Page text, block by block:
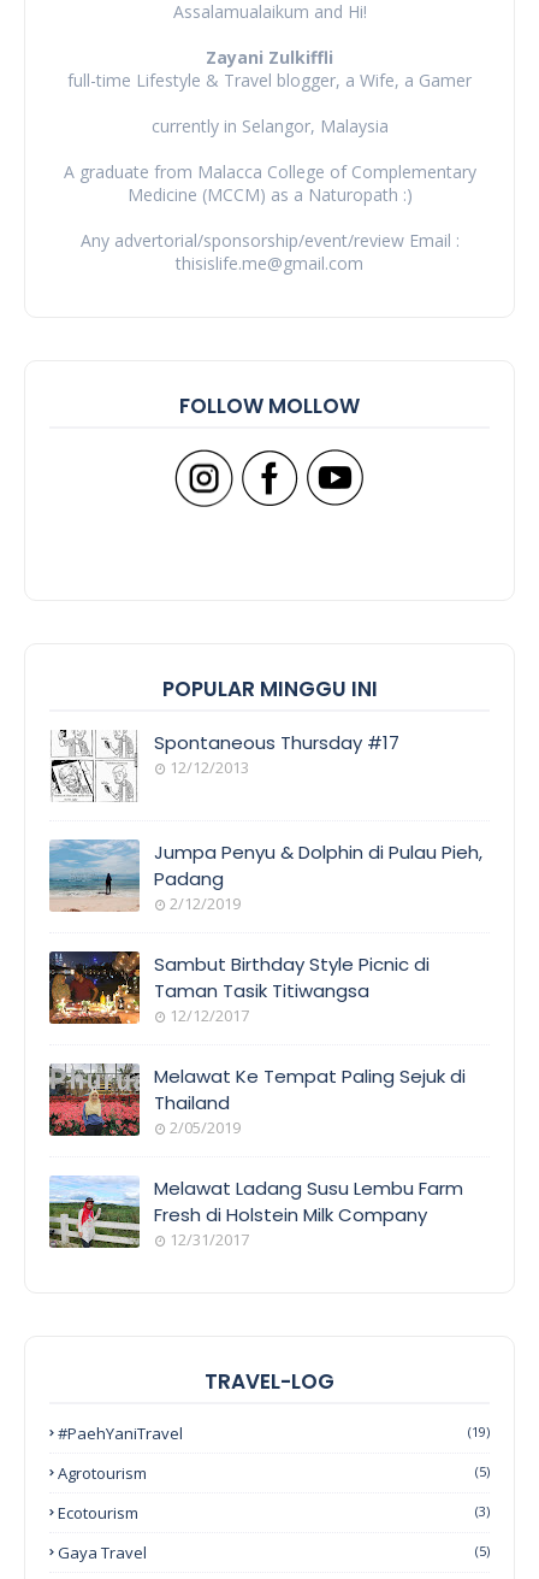
Assalamualaikum and Hi!
Zayani Zulkiffli
full-time Lifestyle & Travel blogger, a Wife, a Gamer
currently in Selangor, Malaysia
A graduate from Malacca College of Complementary
Medicine (MCCM) as a Naturopath :)
Any advertorial/sponsorship/event/review Email :
thisislife.me@gmail.com
FOLLOW MOLLOW
POPULAR MINGGU INI
Spontaneous Thursday #17
12/12/2013
Jumpa Penyu & Dolphin di Pulau Pieh,
Padang
2/12/2019
Sambut Birthday Style Picnic di
Taman Tasik Titiwangsa
12/12/2017
Melawat Ke Tempat Paling Sejuk di
Thailand
2/05/2019
Melawat Ladang Susu Lembu Farm
Fresh di Holstein Milk Company
12/31/2017
TRAVEL-LOG
#PaehYaniTravel (19)
Agrotourism (5)
Ecotourism (3)
Gaya Travel (5)